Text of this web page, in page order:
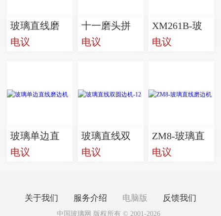
玻璃直线磨
边机
电议
十一磨头拼
镜马赛克斜
电议
XM261B-玻
璃直线斜边
电议
玻璃单边直
线磨边机
电议
玻璃直线双
圆边机-12
电议
ZM8-玻璃直
线磨边机
电议
关于我们 服务介绍 电脑版 反馈我们
中国玻璃网 版权所有 © 2001-2026